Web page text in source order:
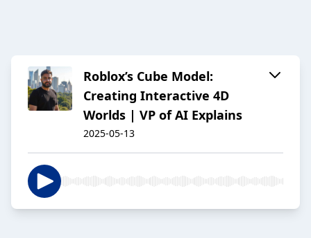
Roblox’s Cube Model:
Creating Interactive 4D
Worlds | VP of AI Explains
2025-05-13